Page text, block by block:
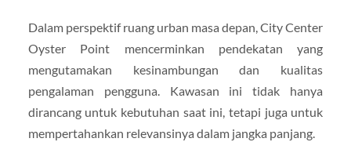
Dalam perspektif ruang urban masa depan, City Center
Oyster Point mencerminkan pendekatan yang
mengutamakan kesinambungan dan kualitas
pengalaman pengguna. Kawasan ini tidak hanya
dirancang untuk kebutuhan saat ini, tetapi juga untuk
mempertahankan relevansinya dalam jangka panjang.